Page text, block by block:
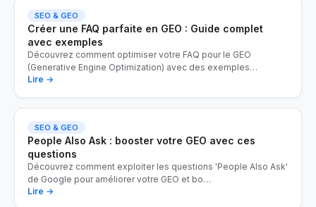
SEO & GEO
Créer une FAQ parfaite en GEO : Guide complet
avec exemples
Découvrez comment optimiser votre FAQ pour le GEO
(Generative Engine Optimization) avec des exemples…
Lire →
SEO & GEO
People Also Ask : booster votre GEO avec ces
questions
Découvrez comment exploiter les questions 'People Also Ask'
de Google pour améliorer votre GEO et bo…
Lire →